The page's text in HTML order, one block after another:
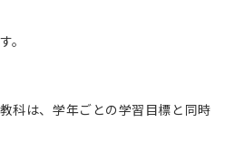
。
科は、学年ごとの学習目標と同時